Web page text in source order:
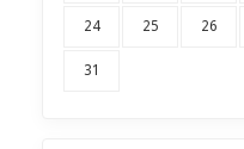
24 25 26
31